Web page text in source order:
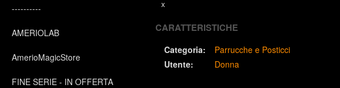
----------
AMERIOLAB
AmerioMagicStore
FINE SERIE - IN OFFERTA
x
CARATTERISTICHE
Categoria:
Parrucche e Posticci
Utente:
Donna